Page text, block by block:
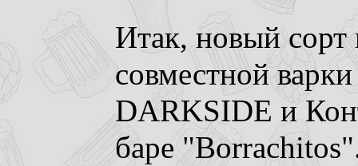
Итак, новый
совместной
DARKSIDE и
баре